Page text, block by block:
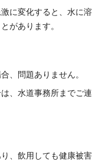
に変化すると、水に溶
があります。
、問題ありません。
、水道事務所までご連
、飲用しても健康被害